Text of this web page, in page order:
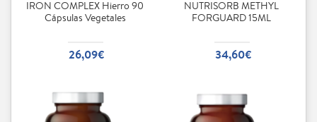
IRON COMPLEX Hierro 90
Cápsulas Vegetales
26,09€
NUTRISORB METHYL
FORGUARD 15ML
34,60€